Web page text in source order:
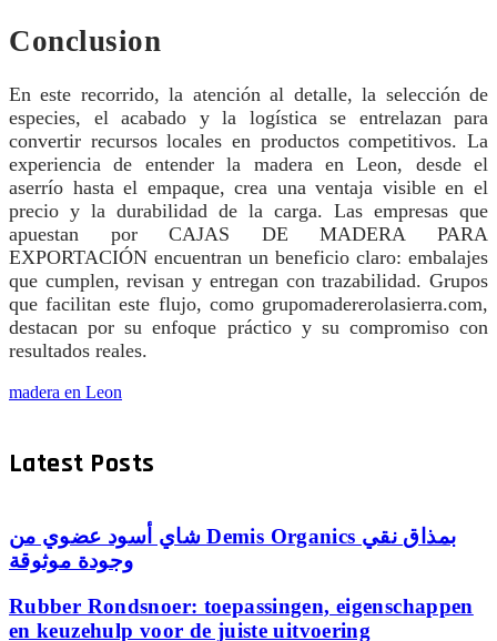
Conclusion
En este recorrido, la atención al detalle, la selección de
especies, el acabado y la logística se entrelazan para
convertir recursos locales en productos competitivos. La
experiencia de entender la madera en Leon, desde el
aserrío hasta el empaque, crea una ventaja visible en el
precio y la durabilidad de la carga. Las empresas que
apuestan por CAJAS DE MADERA PARA
EXPORTACIÓN encuentran un beneficio claro: embalajes
que cumplen, revisan y entregan con trazabilidad. Grupos
que facilitan este flujo, como grupomadererolasierra.com,
destacan por su enfoque práctico y su compromiso con
resultados reales.
madera en Leon
Latest Posts
شاي أسود عضوي من Demis Organics بمذاق نقي
وجودة موثوقة
Rubber Rondsnoer: toepassingen, eigenschappen
en keuzehulp voor de juiste uitvoering